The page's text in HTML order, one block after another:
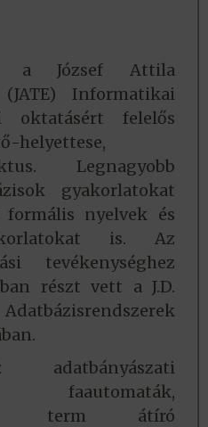
a József Attila
Informatikai
oktatásért felelős
helyettese,
Legnagyobb
gyakorlatokat
nyelvek és
is. Az
tevékenységhez
részt vett a J.D.
faautomaták,
term átíró